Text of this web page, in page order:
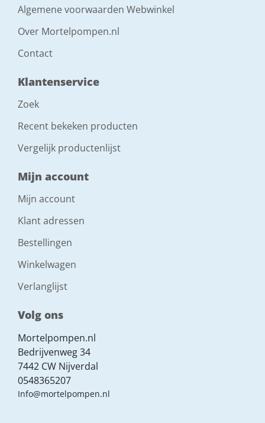
Algemene voorwaarden Webwinkel
Over Mortelpompen.nl
Contact
Klantenservice
Zoek
Recent bekeken producten
Vergelijk productenlijst
Mijn account
Mijn account
Klant adressen
Bestellingen
Winkelwagen
Verlanglijst
Volg ons
Mortelpompen.nl
Bedrijvenweg 34
7442 CW Nijverdal
0548365207
Info@mortelpompen.nl